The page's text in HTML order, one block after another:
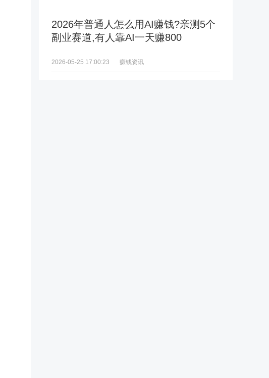
2026年普通人怎么用AI赚钱?亲测5个
副业赛道,有人靠AI一天赚800
2026-05-25 17:00:23 赚钱资讯